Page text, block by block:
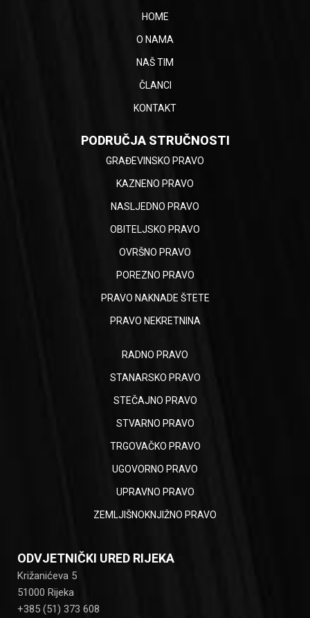
HOME
O NAMA
NAŠ TIM
ČLANCI
KONTAKT
PODRUČJA STRUČNOSTI
GRAĐEVINSKO PRAVO
KAZNENO PRAVO
NASLJEDNO PRAVO
OBITELJSKO PRAVO
OVRŠNO PRAVO
POREZNO PRAVO
PRAVO NAKNADE ŠTETE
PRAVO NEKRETNINA
RADNO PRAVO
STANARSKO PRAVO
STEČAJNO PRAVO
STVARNO PRAVO
TRGOVAČKO PRAVO
UGOVORNO PRAVO
UPRAVNO PRAVO
ZEMLJIŠNOKNJIŽNO PRAVO
ODVJETNIČKI URED RIJEKA
Križanićeva 5
51000 Rijeka
+385 (51) 373 608